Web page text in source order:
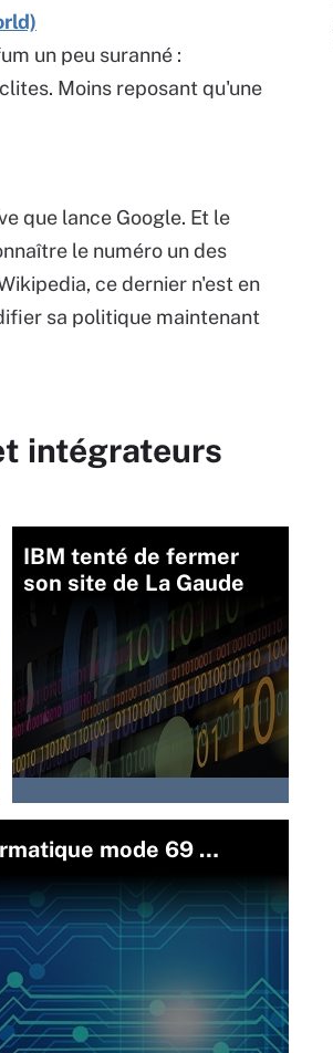
un peu suranné :
Moins reposant qu'une
que lance Google. Et le
le numéro un des
ce dernier n'est en
sa politique maintenant
intégrateurs
IBM tenté de fermer
son site de La Gaude
mode 69 …